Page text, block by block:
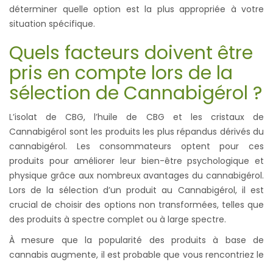
déterminer quelle option est la plus appropriée à votre
situation spécifique.
Quels facteurs doivent être
pris en compte lors de la
sélection de Cannabigérol ?
L’isolat de CBG, l’huile de CBG et les cristaux de
Cannabigérol sont les produits les plus répandus dérivés du
cannabigérol. Les consommateurs optent pour ces
produits pour améliorer leur bien-être psychologique et
physique grâce aux nombreux avantages du cannabigérol.
Lors de la sélection d’un produit au Cannabigérol, il est
crucial de choisir des options non transformées, telles que
des produits à spectre complet ou à large spectre.
À mesure que la popularité des produits à base de
cannabis augmente, il est probable que vous rencontriez le